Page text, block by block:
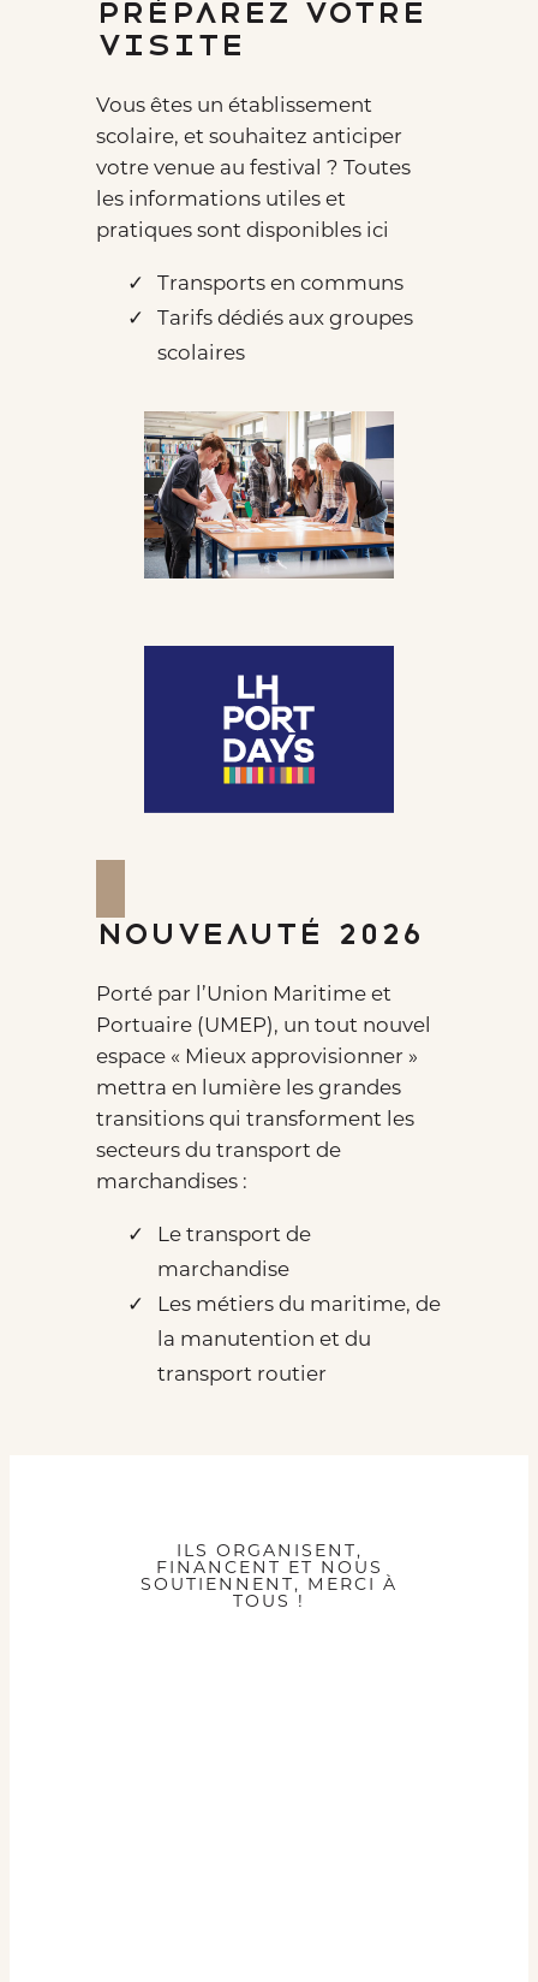
Préparez votre
visite
Vous êtes un établissement
scolaire, et souhaitez anticiper
votre venue au festival ? Toutes
les informations utiles et
pratiques sont disponibles ici
Transports en communs
Tarifs dédiés aux groupes
scolaires
Nouveauté 2026
Porté par l’Union Maritime et
Portuaire (UMEP), un tout nouvel
espace « Mieux approvisionner »
mettra en lumière les grandes
transitions qui transforment les
secteurs du transport de
marchandises :
Le transport de
marchandise
Les métiers du maritime, de
la manutention et du
transport routier
ILS ORGANISENT,
FINANCENT ET NOUS
SOUTIENNENT, MERCI À
TOUS !